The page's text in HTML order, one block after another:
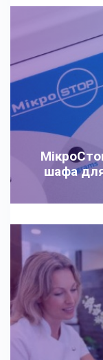
шафа для